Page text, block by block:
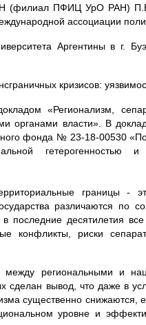
(филиал ПФИЦ УрО РАН)
ассоциации
Аргентины в г.
кризисов:
«Регионализм,
органами власти». В
фонда № 23-18-00530
гетерогенностью
границы -
различаются по
последние десятилетия
конфликты, риски
между региональными и
сделан вывод, что даже в
существенно снижаются,
уровне и